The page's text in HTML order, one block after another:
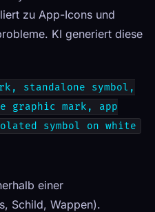
zu App-Icons und
KI generiert diese
standalone symbol,
graphic mark, app
symbol on white
einer
Schild, Wappen).